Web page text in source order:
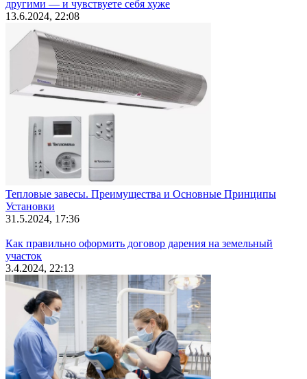
другими — и чувствуете себя хуже
13.6.2024, 22:08
Тепловые завесы. Преимущества и Основные Принципы
Установки
31.5.2024, 17:36
Как правильно оформить договор дарения на земельный
участок
3.4.2024, 22:13